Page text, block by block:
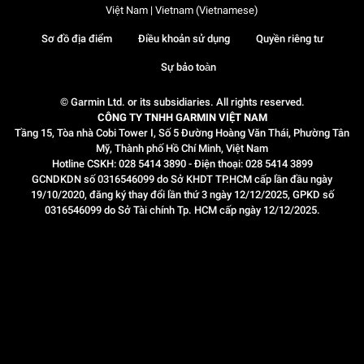
© Garmin Ltd. or its subsidiaries. All rights reserved.
CÔNG TY TNHH GARMIN VIỆT NAM
Tầng 15, Tòa nhà Cobi Tower I, Số 5 Đường Hoàng Văn Thái, Phường Tân
Mỹ, Thành phố Hồ Chí Minh, Việt Nam
Hotline CSKH: 028 5414 3890 - Điện thoại: 028 5414 3899
GCNDKDN số 0316546099 do Sở KHDT TP.HCM cấp lần đầu ngày
19/10/2020, đăng ký thay đổi lần thứ 3 ngày 12/12/2025, GPKD số
0316546099 do Sở Tài chính Tp. HCM cấp ngày 12/12/2025.
Sơ đồ địa điểm Điều khoản sử dụng Quyền riêng tư
Sự bảo toàn
Việt Nam | Vietnam (Vietnamese)